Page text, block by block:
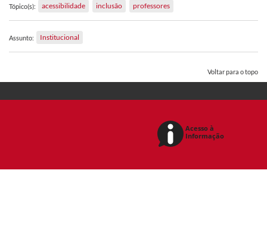
Tópico(s): acessibilidade inclusão professores
Assunto: Institucional
Voltar para o topo